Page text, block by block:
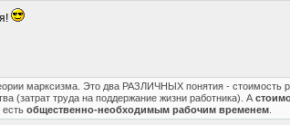
марксизма. Это два РАЗЛИЧНЫХ понятия - стоимость
(затрат труда на поддержание жизни работника). А
общественно-необходимым рабочим временем.